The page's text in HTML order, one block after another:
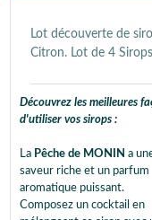
Lot découverte de
Citron. Lot de 4
Découvrez les meilleures
d'utiliser vos sirops :
La Pêche de MONIN a
saveur riche et un parfum
aromatique puissant.
Composez un cocktail en